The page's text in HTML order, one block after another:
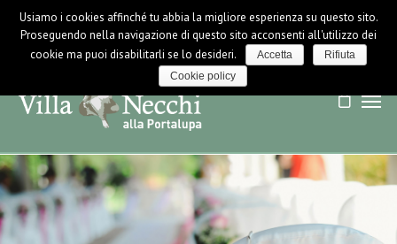
LOGIN / LOGOUT NEWS
Usiamo i cookies affinché tu abbia la migliore esperienza su questo sito.
Proseguendo nella navigazione di questo sito acconsenti all'utilizzo dei
cookie ma puoi disabilitarli se lo desideri.
Accetta
Rifiuta
Cookie policy